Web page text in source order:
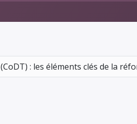
: les éléments clés de la